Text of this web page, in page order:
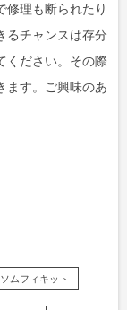
修理も断られたり
るチャンスは存分
ださい。その際
ます。ご興味のあ
ソムフィキット